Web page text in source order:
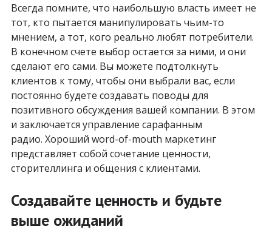
Всегда помните, что наибольшую власть имеет не
тот, кто пытается манипулировать чьим-то
мнением, а тот, кого реально любят потребители.
В конечном счете выбор остается за ними, и они
сделают его сами. Вы можете подтолкнуть
клиентов к тому, чтобы они выбрали вас, если
постоянно будете создавать поводы для
позитивного обсуждения вашей компании. В этом
и заключается управление сарафанным
радио. Хороший word-of-mouth маркетинг
представляет собой сочетание ценности,
сторителлинга и общения с клиентами.
Создавайте ценность и будьте
выше ожиданий